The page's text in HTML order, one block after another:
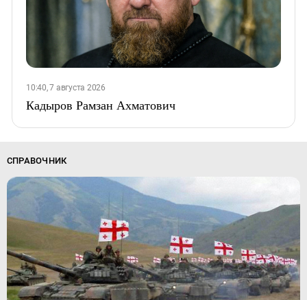
10:40, 7 августа 2026
Кадыров Рамзан Ахматович
СПРАВОЧНИК